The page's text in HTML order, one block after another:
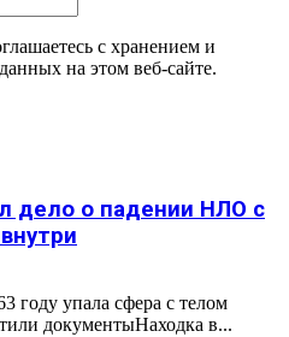
с хранением и
на этом веб-сайте.
дело о падении НЛО с
году упала сфера с телом
документыНаходка в...